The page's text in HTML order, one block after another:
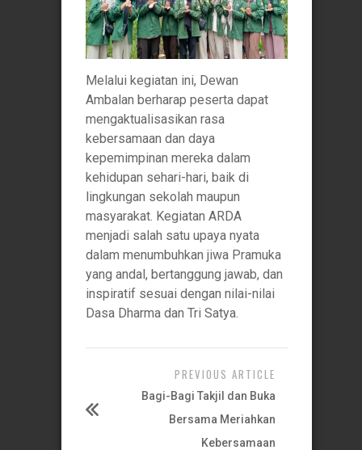
Melalui kegiatan ini, Dewan
Ambalan berharap peserta dapat
mengaktualisasikan rasa
kebersamaan dan daya
kepemimpinan mereka dalam
kehidupan sehari-hari, baik di
lingkungan sekolah maupun
masyarakat. Kegiatan ARDA
menjadi salah satu upaya nyata
dalam menumbuhkan jiwa Pramuka
yang andal, bertanggung jawab, dan
inspiratif sesuai dengan nilai-nilai
Dasa Dharma dan Tri Satya.
PREVIOUS ARTICLE
Bagi-Bagi Takjil dan Buka
Bersama Meriahkan
Kebersamaan